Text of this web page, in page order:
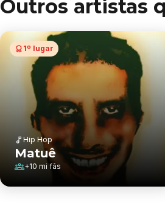
Outros artistas
1º lugar
Hip Hop
Matuê
+10 mi fãs